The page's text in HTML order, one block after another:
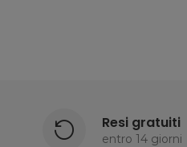
Resi gratuiti
entro 14 giorni